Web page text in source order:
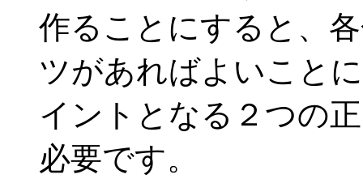
作ることにすると、
ツがあればよいこと
イントとなる２つの
必要です。